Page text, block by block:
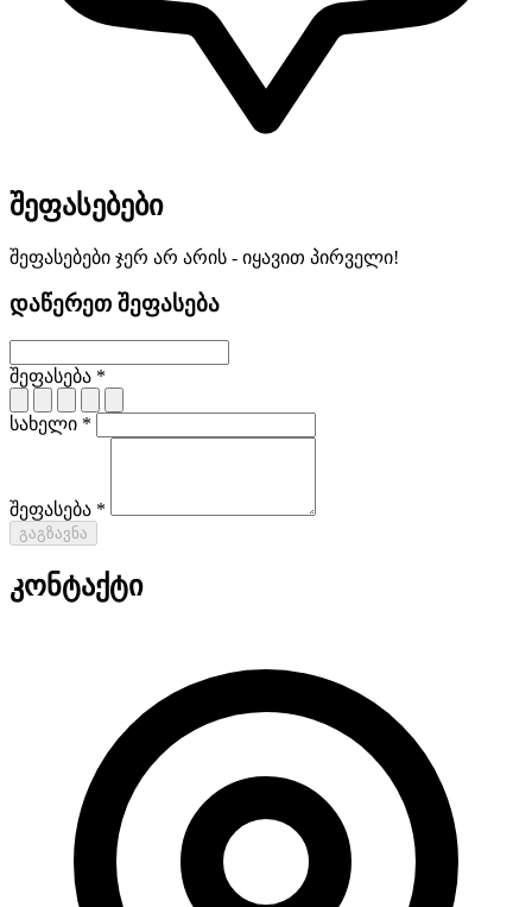
შეფასებები
შეფასებები ჯერ არ არის - იყავით პირველი!
დაწერეთ შეფასება
შეფასება *
სახელი *
შეფასება *
გაგზავნა
კონტაქტი